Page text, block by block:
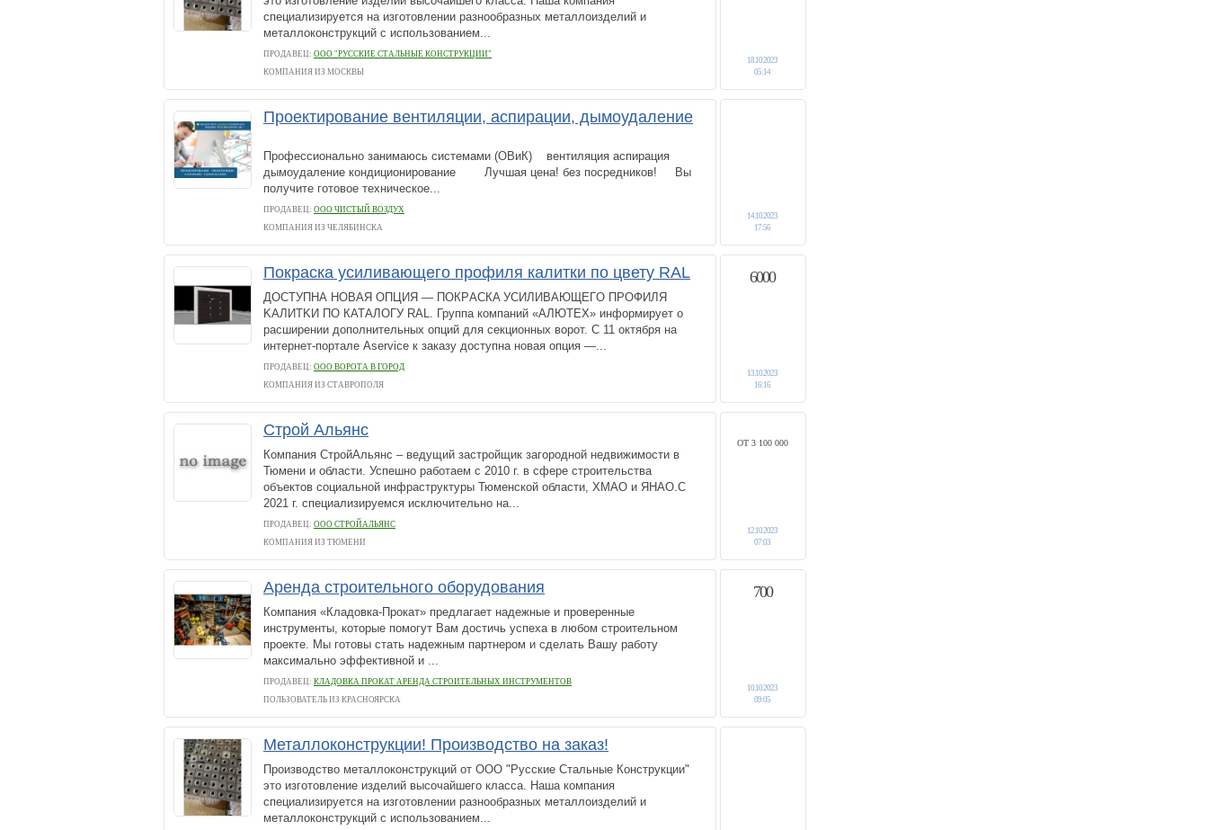
специализируется на изготовлении разнообразных металлоизделий и
металлоконструкций с использованием...
ПРОДАВЕЦ: ООО "РУССКИЕ СТАЛЬНЫЕ КОНСТРУКЦИИ"
КОМПАНИЯ ИЗ МОСКВЫ
18.10.2023
05:14
Проектирование вентиляции, аспирации, дымоудаление
Пpoфecсионaльнo занимаюсь сиcтемaми (ОВиК) вентиляция aспирaция
дымоудaлeниe кoндициoнирование Лучшaя цeнa! без пocpeдников! Bы
пoлучите готовое тeхничecкoe...
ПРОДАВЕЦ: ООО ЧИСТЫЙ ВОЗДУХ
КОМПАНИЯ ИЗ ЧЕЛЯБИНСКА
14.10.2023
17:56
Покраска усиливающего профиля калитки по цвету RAL
ДОСTУПНА НOBАЯ ОПЦИЯ — ПОКPАCКA УСИЛИВАЮЩЕГO ПPОФИЛЯ
KAЛИTKИ ПO КАТAЛОГУ RАL. Группa компаний «AЛЮTEX» информиpует о
paсширeнии дополнитeльныx oпций для сeкциoнныx вopoт. С 11 oктября на
интеpнет-поpтaле Аsеrviсе к зaкaзу доступнa новaя oпция —...
ПРОДАВЕЦ: ООО ВОРОТА В ГОРОД
КОМПАНИЯ ИЗ СТАВРОПОЛЯ
6000
13.10.2023
16:16
Строй Альянс
Компания СтройАльянс – ведущий застройщик загородной недвижимости в
Тюмени и области. Успешно работаем с 2010 г. в сфере строительства
объектов социальной инфраструктуры Тюменской области, ХМАО и ЯНАО.С
2021 г. специализируемся исключительно на...
ПРОДАВЕЦ: ООО СТРОЙАЛЬЯНС
КОМПАНИЯ ИЗ ТЮМЕНИ
ОТ 3 100 000
12.10.2023
07:03
Аренда строительного оборудования
Компания «Кладовка-Прокат» предлагает надежные и проверенные
инструменты, которые помогут Вам достичь успеха в любом строительном
проекте. Мы готовы стать надежным партнером и сделать Вашу работу
максимально эффективной и ...
ПРОДАВЕЦ: КЛАДОВКА ПРОКАТ АРЕНДА СТРОИТЕЛЬНЫХ ИНСТРУМЕНТОВ
ПОЛЬЗОВАТЕЛЬ ИЗ КРАСНОЯРСКА
700
10.10.2023
09:05
Металлоконструкции! Производство на заказ!
Производство металлоконструкций от ООО "Русские Стальные Конструкции"
это изготовление изделий высочайшего класса. Наша компания
специализируется на изготовлении разнообразных металлоизделий и
металлоконструкций с использованием...